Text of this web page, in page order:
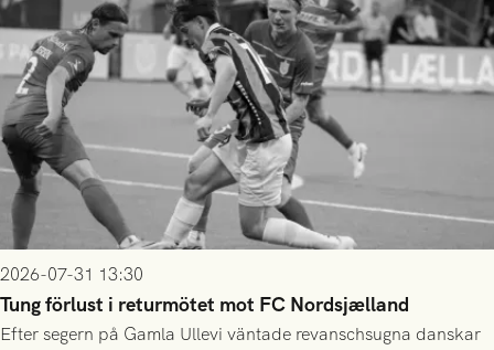
2026-07-31 13:30
Tung förlust i returmötet mot FC Nordsjælland
Efter segern på Gamla Ullevi väntade revanschsugna danskar